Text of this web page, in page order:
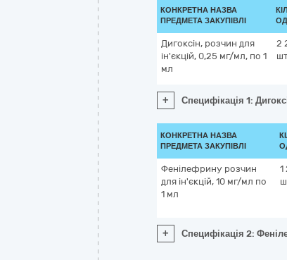
КОНКРЕТНА НАЗВА
ПРЕДМЕТА ЗАКУПІВЛІ
Дигоксін, розчин для
ін'єкцій, 0,25 мг/мл, по 1
мл
2
+ Специфікація 1:
КОНКРЕТНА НАЗВА
ПРЕДМЕТА ЗАКУПІВЛІ
Фенілефрину розчин
для ін'єкцій, 10 мг/мл по
1 мл
1
+ Специфікація 2: